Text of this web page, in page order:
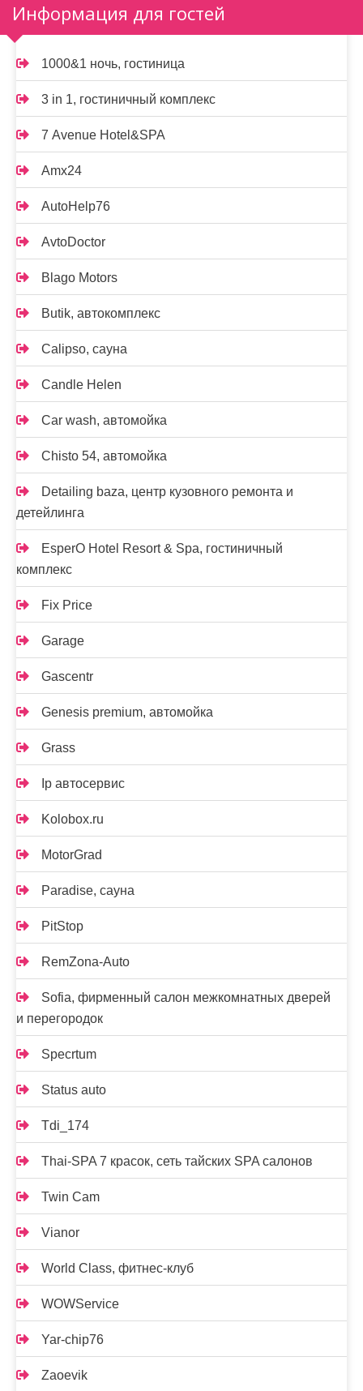
Информация для гостей
1000&1 ночь, гостиница
3 in 1, гостиничный комплекс
7 Avenue Hotel&SPA
Amx24
AutoHelp76
AvtoDoctor
Blago Motors
Butik, автокомплекс
Calipso, сауна
Candle Helen
Car wash, автомойка
Chisto 54, автомойка
Detailing baza, центр кузовного ремонта и
детейлинга
EsperO Hotel Resort & Spa, гостиничный
комплекс
Fix Price
Garage
Gascentr
Genesis premium, автомойка
Grass
Ip автосервис
Kolobox.ru
MotorGrad
Paradise, сауна
PitStop
RemZona-Auto
Sofia, фирменный салон межкомнатных дверей
и перегородок
Specrtum
Status auto
Tdi_174
Thai-SPA 7 красок, сеть тайских SPA салонов
Twin Cam
Vianor
World Class, фитнес-клуб
WOWService
Yar-chip76
Zaoevik